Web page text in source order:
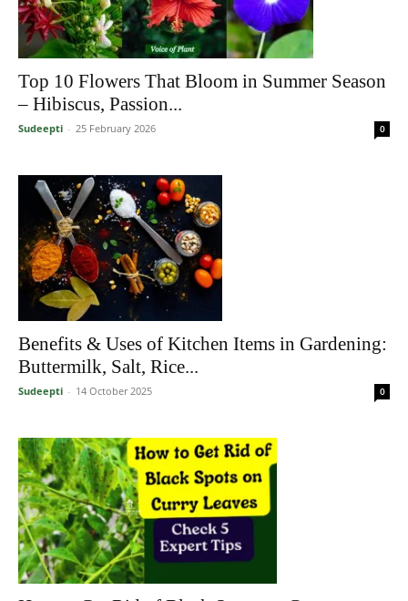
Top 10 Flowers That Bloom in Summer Season
– Hibiscus, Passion...
Sudeepti - 25 February 2026 0
Benefits & Uses of Kitchen Items in Gardening:
Buttermilk, Salt, Rice...
Sudeepti - 14 October 2025 0